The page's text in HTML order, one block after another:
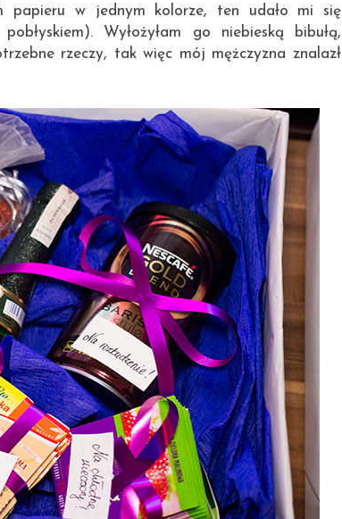
papieru w jednym kolorze, ten udało mi się
Wyłożyłam go niebieską bibułą,
rzeczy, tak więc mój mężczyzna znalazł